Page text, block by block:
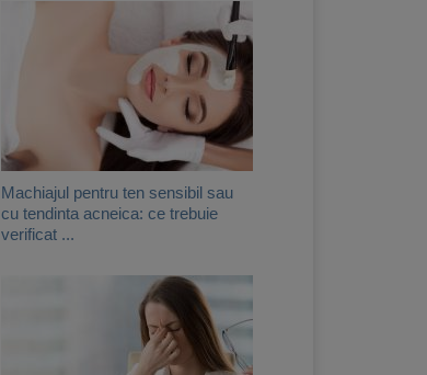
Machiajul pentru ten sensibil sau
cu tendinta acneica: ce trebuie
verificat ...